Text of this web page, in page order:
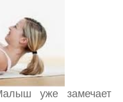
уже замечает